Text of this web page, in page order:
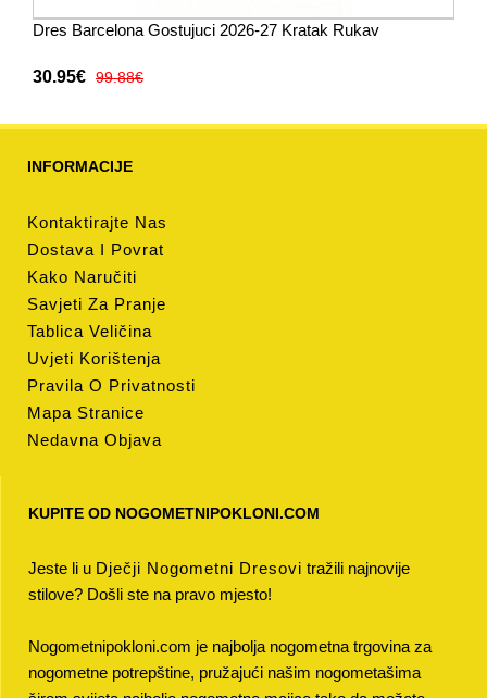
Dres Barcelona Gostujuci 2026-27 Kratak Rukav
30.95€ 99.88€
INFORMACIJE
Kontaktirajte Nas
Dostava I Povrat
Kako Naručiti
Savjeti Za Pranje
Tablica Veličina
Uvjeti Korištenja
Pravila O Privatnosti
Mapa Stranice
Nedavna Objava
KUPITE OD NOGOMETNIPOKLONI.COM
Jeste li u Dječji Nogometni Dresovi tražili najnovije
stilove? Došli ste na pravo mjesto!
Nogometnipokloni.com je najbolja nogometna trgovina za
nogometne potrepštine, pružajući našim nogometašima